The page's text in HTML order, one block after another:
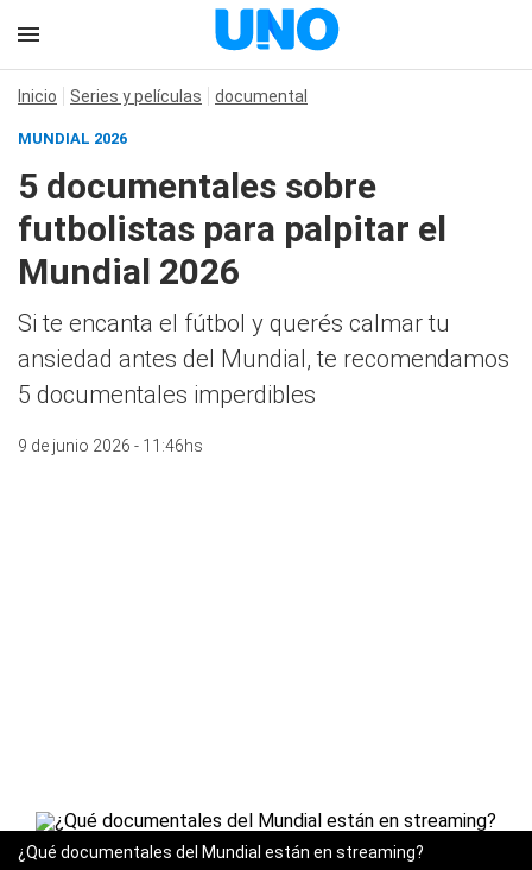
Inicio Series y películas documental
MUNDIAL 2026
5 documentales sobre
futbolistas para palpitar el
Mundial 2026
Si te encanta el fútbol y querés calmar tu
ansiedad antes del Mundial, te recomendamos
5 documentales imperdibles
9 de junio 2026 - 11:46hs
¿Qué documentales del Mundial están en streaming?